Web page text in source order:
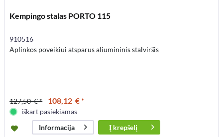
Kempingo stalas PORTO 115
910516
Aplinkos poveikiui atsparus aliumininis stalviršis
127,50 € * 108,12 € *
iškart pasiekiamas
Informacija
Į krepšelį